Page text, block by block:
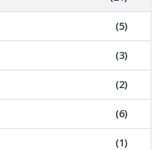
(5)
(3)
(2)
(6)
(1)